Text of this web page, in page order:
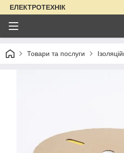
ЕЛЕКТРОТЕХНІК
Товари та послуги